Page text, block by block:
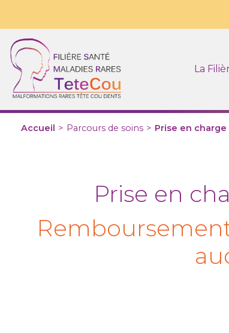
La
Accueil > Parcours de soins > Prise en
Prise en